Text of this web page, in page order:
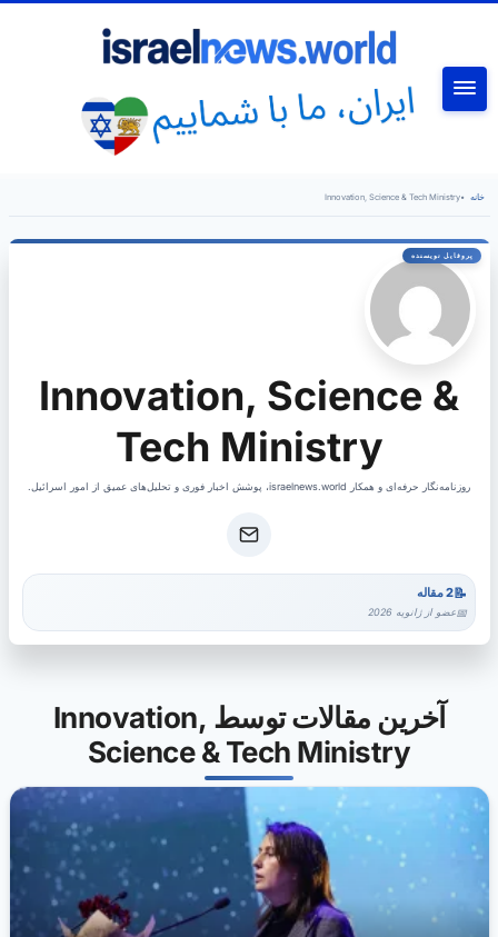
خانه •
Innovation, Science & Tech Ministry
Innovation, Science &
Tech Ministry
روزنامه‌نگار حرفه‌ای و همکار israelnews.world، پوشش اخبار فوری و تحلیل‌های عمیق از امور اسرائیل.
2 مقاله
عضو از ژانویه 2026
آخرین مقالات توسط Innovation,
Science & Tech Ministry